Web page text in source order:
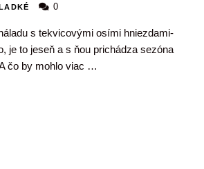
0
s tekvicovými osími hniezdami-
je to jeseň a s ňou prichádza sezóna
čo by mohlo viac …